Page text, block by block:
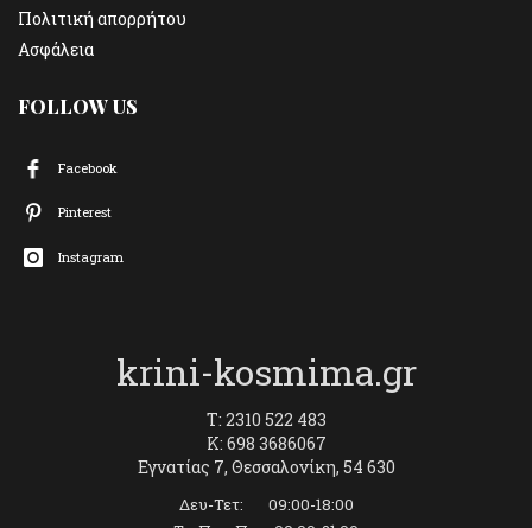
Πολιτική απορρήτου
Ασφάλεια
FOLLOW US
Facebook
Pinterest
Instagram
krini-kosmima.gr
T: 2310 522 483
K: 698 3686067
Εγνατίας 7, Θεσσαλονίκη, 54 630
Δευ-Τετ: 09:00-18:00